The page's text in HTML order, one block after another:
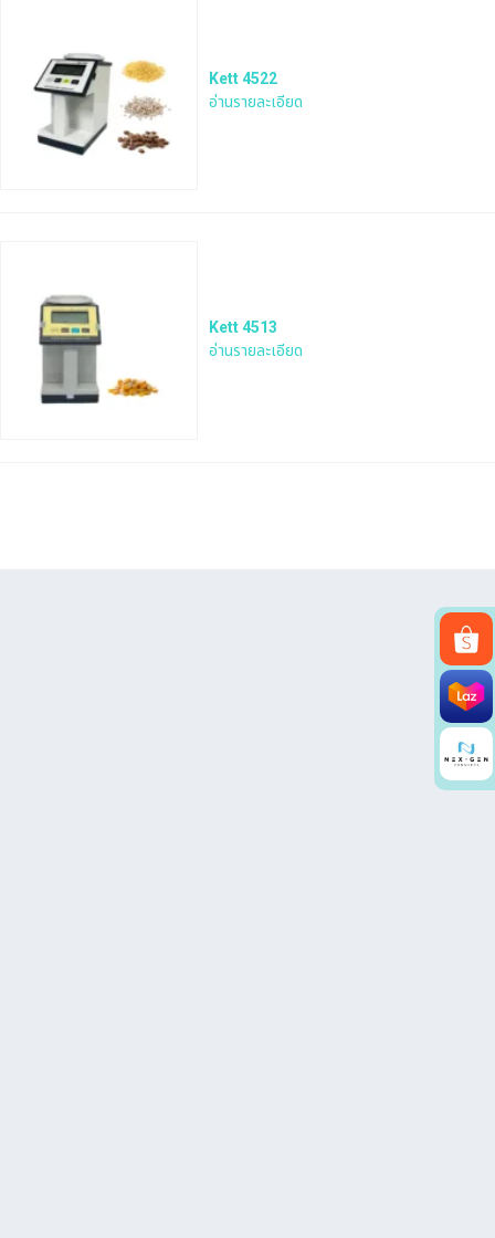
Kett 4522
อ่านรายละเอียด
Kett 4513
อ่านรายละเอียด